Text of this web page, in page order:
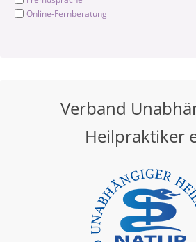
Online-Fernberatung
Verband
Heilpraktiker